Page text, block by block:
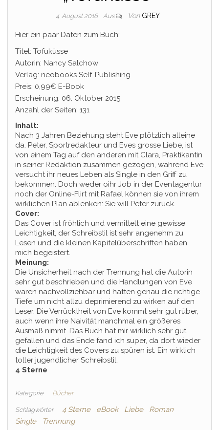
4. August 2016 Aus Von GREY
Hier ein paar Daten zum Buch:
Titel: Tofuküsse
Autorin: Nancy Salchow
Verlag: neobooks Self-Publishing
Preis: 0,99€ E-Book
Erscheinung: 06. Oktober 2015
Anzahl der Seiten: 131
Inhalt:
Nach 3 Jahren Beziehung steht Eve plötzlich alleine
da. Peter, Sportredakteur und Eves grosse Liebe, ist
von einem Tag auf den anderen mit Clara, Praktikantin
in seiner Redaktion zusammen gezogen, während Eve
versucht ihr neues Leben als Single in den Griff zu
bekommen. Doch weder oihr Job in der Eventagentur
noch der Online-Flirt mit Rafael können sie von ihrem
wirklichen Plan ablenken: Sie will Peter zurück.
Cover:
Das Cover ist fröhlich und vermittelt eine gewisse
Leichtigkeit, der Schreibstil ist sehr angenehm zu
Lesen und die kleinen Kapitelüberschriften haben
mich begeistert.
Meinung:
Die Unsicherheit nach der Trennung hat die Autorin
sehr gut beschrieben und die Handlungen von Eve
waren nachvollziehbar und hatten genau die richtige
Tiefe um nicht allzu deprimierend zu wirken auf den
Leser. Die Verrücktheit von Eve kommt sehr gut rüber,
auch wenn ihre Naivität manchmal ein größeres
Ausmaß nimmt. Das Buch hat mir wirklich sehr gut
gefallen und das Ende fand ich super, da dort wieder
die Leichtigkeit des Covers zu spüren ist. Ein wirklich
toller jugendlicher Schreibstil.
4 Sterne
Kategorie Bücher
Schlagwörter 4 Sterne eBook Liebe
Roman
Single
Trennung